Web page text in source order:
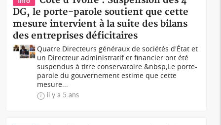
DG, le porte-parole soutient que cette
mesure intervient à la suite des bilans
des entreprises déficitaires
Quatre Directeurs généraux de sociétés d'État et
un Directeur administratif et financier ont été
suspendus à titre conservatoire.&nbsp;Le porte-
parole du gouvernement estime que cette
mesure...
il y a 5 ans